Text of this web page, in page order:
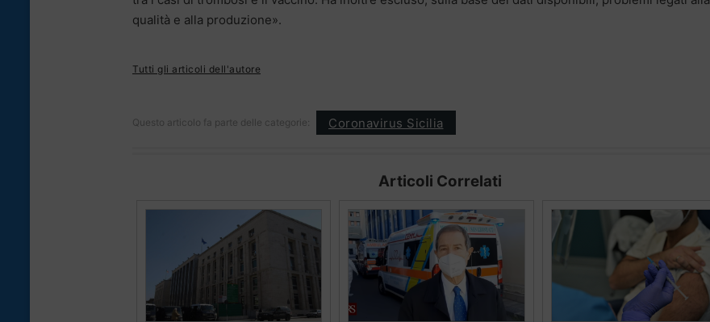
qualità e alla produzione».
Tutti gli articoli dell'autore
Questo articolo fa parte delle categorie: Coronavirus Sicilia
Articoli Correlati